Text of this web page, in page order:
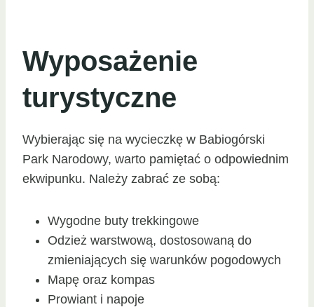
Wyposażenie
turystyczne
Wybierając się na wycieczkę w Babiogórski
Park Narodowy, warto pamiętać o odpowiednim
ekwipunku. Należy zabrać ze sobą:
Wygodne buty trekkingowe
Odzież warstwową, dostosowaną do
zmieniających się warunków pogodowych
Mapę oraz kompas
Prowiant i napoje